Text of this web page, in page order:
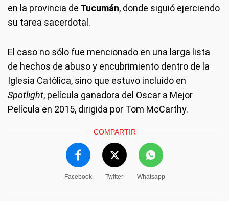
en la provincia de Tucumán, donde siguió ejerciendo
su tarea sacerdotal.
El caso no sólo fue mencionado en una larga lista
de hechos de abuso y encubrimiento dentro de la
Iglesia Católica, sino que estuvo incluido en
Spotlight, película ganadora del Oscar a Mejor
Película en 2015, dirigida por Tom McCarthy.
COMPARTIR
Facebook Twitter Whatsapp